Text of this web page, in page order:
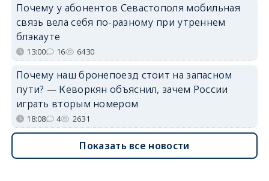
Почему у абонентов Севастополя мобильная
связь вела себя по-разному при утреннем
блэкауте
13:00 16 6430
Почему наш бронепоезд стоит на запасном
пути? — Кеворкян объяснил, зачем России
играть вторым номером
18:08 4 2631
Показать все новости